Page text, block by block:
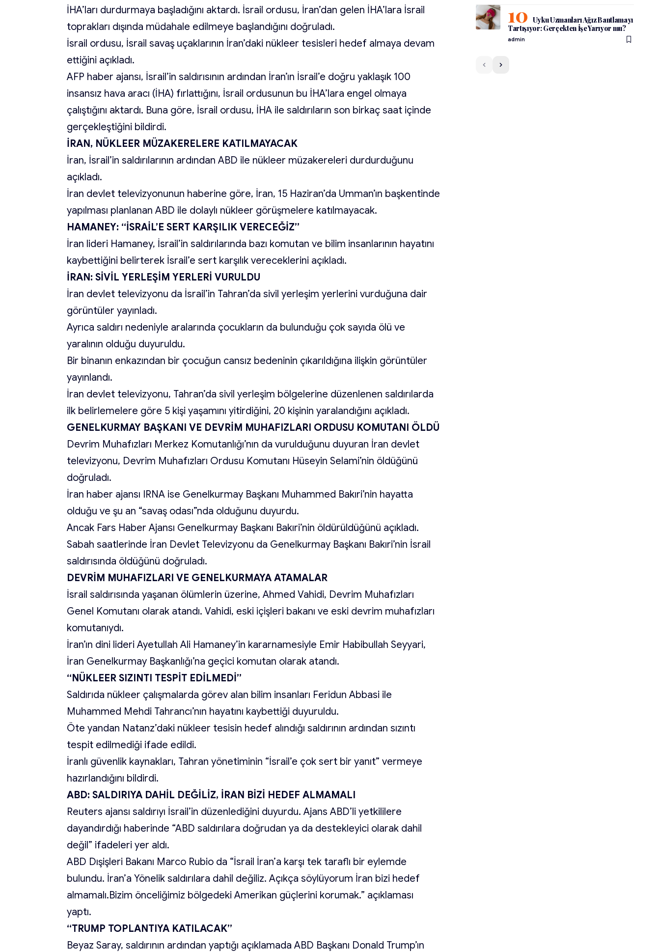
İHA’ları durdurmaya başladığını aktardı. İsrail ordusu, İran’dan gelen İHA’lara İsrail
toprakları dışında müdahale edilmeye başlandığını doğruladı.
İsrail ordusu, İsrail savaş uçaklarının İran’daki nükleer tesisleri hedef almaya devam
ettiğini açıkladı.
AFP haber ajansı, İsrail’in saldırısının ardından İran’ın İsrail’e doğru yaklaşık 100
insansız hava aracı (İHA) fırlattığını, İsrail ordusunun bu İHA’lara engel olmaya
çalıştığını aktardı. Buna göre, İsrail ordusu, İHA ile saldırıların son birkaç saat içinde
gerçekleştiğini bildirdi.
İRAN, NÜKLEER MÜZAKERELERE KATILMAYACAK
İran, İsrail’in saldırılarının ardından ABD ile nükleer müzakereleri durdurduğunu
açıkladı.
İran devlet televizyonunun haberine göre, İran, 15 Haziran’da Umman’ın başkentinde
yapılması planlanan ABD ile dolaylı nükleer görüşmelere katılmayacak.
HAMANEY: “İSRAİL’E SERT KARŞILIK VERECEĞİZ”
İran lideri Hamaney, İsrail’in saldırılarında bazı komutan ve bilim insanlarının hayatını
kaybettiğini belirterek İsrail’e sert karşılık vereceklerini açıkladı.
İRAN: SİVİL YERLEŞİM YERLERİ VURULDU
İran devlet televizyonu da İsrail’in Tahran’da sivil yerleşim yerlerini vurduğuna dair
görüntüler yayınladı.
Ayrıca saldırı nedeniyle aralarında çocukların da bulunduğu çok sayıda ölü ve
yaralının olduğu duyuruldu.
Bir binanın enkazından bir çocuğun cansız bedeninin çıkarıldığına ilişkin görüntüler
yayınlandı.
İran devlet televizyonu, Tahran’da sivil yerleşim bölgelerine düzenlenen saldırılarda
ilk belirlemelere göre 5 kişi yaşamını yitirdiğini, 20 kişinin yaralandığını açıkladı.
GENELKURMAY BAŞKANI VE DEVRİM MUHAFIZLARI ORDUSU KOMUTANI ÖLDÜ
Devrim Muhafızları Merkez Komutanlığı’nın da vurulduğunu duyuran İran devlet
televizyonu, Devrim Muhafızları Ordusu Komutanı Hüseyin Selami’nin öldüğünü
doğruladı.
İran haber ajansı IRNA ise Genelkurmay Başkanı Muhammed Bakıri’nin hayatta
olduğu ve şu an “savaş odası”nda olduğunu duyurdu.
Ancak Fars Haber Ajansı Genelkurmay Başkanı Bakıri’nin öldürüldüğünü açıkladı.
Sabah saatlerinde İran Devlet Televizyonu da Genelkurmay Başkanı Bakıri’nin İsrail
saldırısında öldüğünü doğruladı.
DEVRİM MUHAFIZLARI VE GENELKURMAYA ATAMALAR
İsrail saldırısında yaşanan ölümlerin üzerine, Ahmed Vahidi, Devrim Muhafızları
Genel Komutanı olarak atandı. Vahidi, eski içişleri bakanı ve eski devrim muhafızları
komutanıydı.
İran’ın dini lideri Ayetullah Ali Hamaney’in kararnamesiyle Emir Habibullah Seyyari,
İran Genelkurmay Başkanlığı’na geçici komutan olarak atandı.
“NÜKLEER SIZINTI TESPİT EDİLMEDİ”
Saldırıda nükleer çalışmalarda görev alan bilim insanları Feridun Abbasi ile
Muhammed Mehdi Tahrancı’nın hayatını kaybettiği duyuruldu.
Öte yandan Natanz’daki nükleer tesisin hedef alındığı saldırının ardından sızıntı
tespit edilmediği ifade edildi.
İranlı güvenlik kaynakları, Tahran yönetiminin “İsrail’e çok sert bir yanıt” vermeye
hazırlandığını bildirdi.
ABD: SALDIRIYA DAHİL DEĞİLİZ, İRAN BİZİ HEDEF ALMAMALI
Reuters ajansı saldırıyı İsrail’in düzenlediğini duyurdu. Ajans ABD’li yetkililere
dayandırdığı haberinde “ABD saldırılara doğrudan ya da destekleyici olarak dahil
değil” ifadeleri yer aldı.
ABD Dışişleri Bakanı Marco Rubio da “İsrail İran’a karşı tek taraflı bir eylemde
bulundu. İran’a Yönelik saldırılara dahil değiliz. Açıkça söylüyorum İran bizi hedef
almamalı.Bizim önceliğimiz bölgedeki Amerikan güçlerini korumak.” açıklaması
yaptı.
“TRUMP TOPLANTIYA KATILACAK”
Beyaz Saray, saldırının ardından yaptığı açıklamada ABD Başkanı Donald Trump’ın
Uyku Uzmanları Ağız Bantlamayı
Tartışıyor: Gerçekten İşe Yarıyor mu?
admin